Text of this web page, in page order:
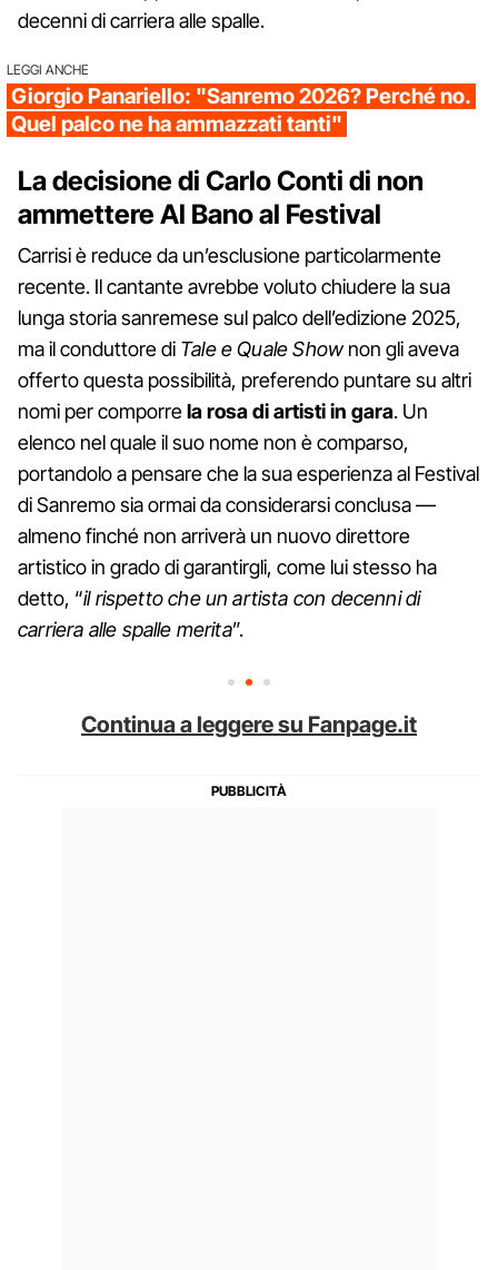
decenni di carriera alle spalle.
LEGGI ANCHE
Giorgio Panariello: "Sanremo 2026? Perché no.
Quel palco ne ha ammazzati tanti"
La decisione di Carlo Conti di non
ammettere Al Bano al Festival
Carrisi è reduce da un’esclusione particolarmente
recente. Il cantante avrebbe voluto chiudere la sua
lunga storia sanremese sul palco dell’edizione 2025,
ma il conduttore di Tale e Quale Shownon gli aveva
offerto questa possibilità, preferendo puntare su altri
nomi per comporrela rosa di artisti in gara. Un
elenco nel quale il suo nome non è comparso,
portandolo a pensare che la sua esperienza al Festival
di Sanremo sia ormai da considerarsi conclusa —
almeno finché non arriverà un nuovo direttore
artistico in grado di garantirgli, come lui stesso ha
detto, “il rispetto che un artista con decenni di
carriera alle spalle merita”.
Continua a leggere su Fanpage.it